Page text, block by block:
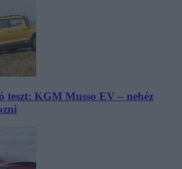
teszt: KGM Musso EV – nehéz